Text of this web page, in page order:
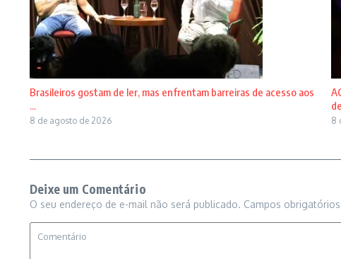
Brasileiros gostam de ler, mas enfrentam barreiras de acesso aos
...
8 de agosto de 2026 8
Deixe um Comentário
O seu endereço de e-mail não será publicado. Campos